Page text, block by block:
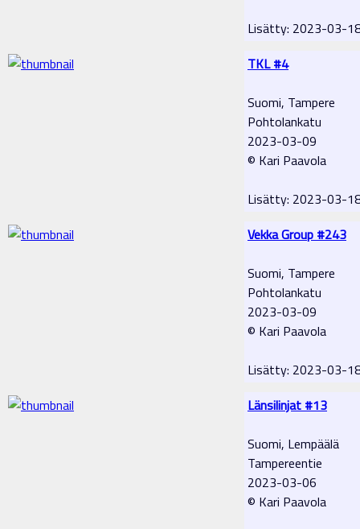
Lisätty: 2023-03-
TKL #4
Suomi, Tampere
Pohtolankatu
2023-03-09
© Kari Paavola
Lisätty: 2023-03-
Vekka Group #243
Suomi, Tampere
Pohtolankatu
2023-03-09
© Kari Paavola
Lisätty: 2023-03-
Länsilinjat #13
Suomi, Lempäälä
Tampereentie
2023-03-06
© Kari Paavola